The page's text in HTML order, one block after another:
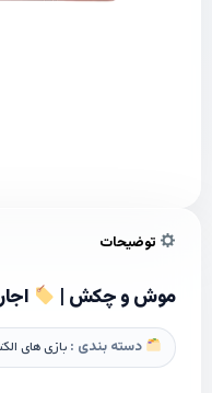
توضیحات
موش و چکش |
دسته بندی : بازی های